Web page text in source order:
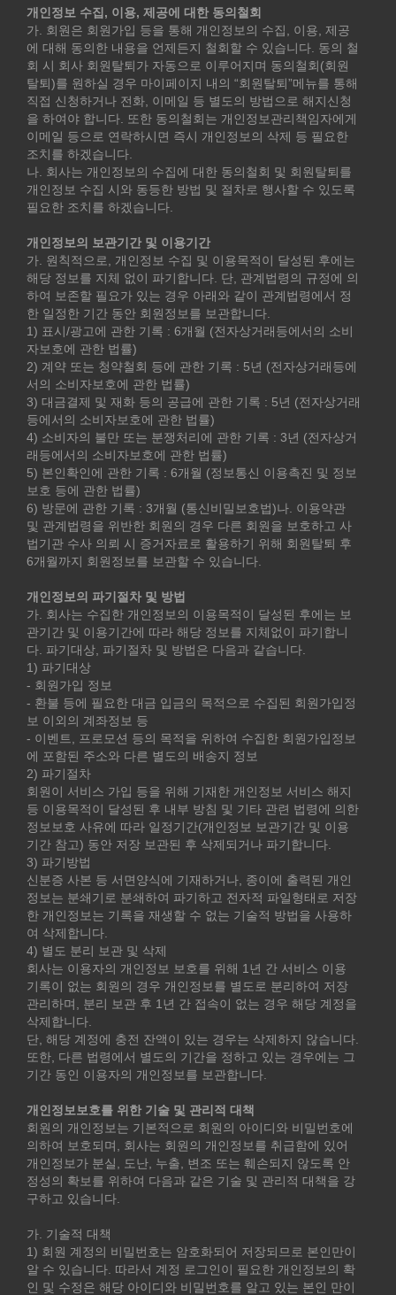
개인정보 수집, 이용, 제공에 대한 동의철회
가. 회원은 회원가입 등을 통해 개인정보의 수집, 이용, 제공
에 대해 동의한 내용을 언제든지 철회할 수 있습니다. 동의 철
회 시 회사 회원탈퇴가 자동으로 이루어지며 동의철회(회원
탈퇴)를 원하실 경우 마이페이지 내의 “회원탈퇴”메뉴를 통해
직접 신청하거나 전화, 이메일 등 별도의 방법으로 해지신청
을 하여야 합니다. 또한 동의철회는 개인정보관리책임자에게
이메일 등으로 연락하시면 즉시 개인정보의 삭제 등 필요한
조치를 하겠습니다.
나. 회사는 개인정보의 수집에 대한 동의철회 및 회원탈퇴를
개인정보 수집 시와 동등한 방법 및 절차로 행사할 수 있도록
필요한 조치를 하겠습니다.
개인정보의 보관기간 및 이용기간
가. 원칙적으로, 개인정보 수집 및 이용목적이 달성된 후에는
해당 정보를 지체 없이 파기합니다. 단, 관계법령의 규정에 의
하여 보존할 필요가 있는 경우 아래와 같이 관계법령에서 정
한 일정한 기간 동안 회원정보를 보관합니다.
1) 표시/광고에 관한 기록 : 6개월 (전자상거래등에서의 소비
자보호에 관한 법률)
2) 계약 또는 청약철회 등에 관한 기록 : 5년 (전자상거래등에
서의 소비자보호에 관한 법률)
3) 대금결제 및 재화 등의 공급에 관한 기록 : 5년 (전자상거래
등에서의 소비자보호에 관한 법률)
4) 소비자의 불만 또는 분쟁처리에 관한 기록 : 3년 (전자상거
래등에서의 소비자보호에 관한 법률)
5) 본인확인에 관한 기록 : 6개월 (정보통신 이용촉진 및 정보
보호 등에 관한 법률)
6) 방문에 관한 기록 : 3개월 (통신비밀보호법)나. 이용약관
및 관계법령을 위반한 회원의 경우 다른 회원을 보호하고 사
법기관 수사 의뢰 시 증거자료로 활용하기 위해 회원탈퇴 후
6개월까지 회원정보를 보관할 수 있습니다.
개인정보의 파기절차 및 방법
가. 회사는 수집한 개인정보의 이용목적이 달성된 후에는 보
관기간 및 이용기간에 따라 해당 정보를 지체없이 파기합니
다. 파기대상, 파기절차 및 방법은 다음과 같습니다.
1) 파기대상
- 회원가입 정보
- 환불 등에 필요한 대금 입금의 목적으로 수집된 회원가입정
보 이외의 계좌정보 등
- 이벤트, 프로모션 등의 목적을 위하여 수집한 회원가입정보
에 포함된 주소와 다른 별도의 배송지 정보
2) 파기절차
회원이 서비스 가입 등을 위해 기재한 개인정보 서비스 해지
등 이용목적이 달성된 후 내부 방침 및 기타 관련 법령에 의한
정보보호 사유에 따라 일정기간(개인정보 보관기간 및 이용
기간 참고) 동안 저장 보관된 후 삭제되거나 파기합니다.
3) 파기방법
신분증 사본 등 서면양식에 기재하거나, 종이에 출력된 개인
정보는 분쇄기로 분쇄하여 파기하고 전자적 파일형태로 저장
한 개인정보는 기록을 재생할 수 없는 기술적 방법을 사용하
여 삭제합니다.
4) 별도 분리 보관 및 삭제
회사는 이용자의 개인정보 보호를 위해 1년 간 서비스 이용
기록이 없는 회원의 경우 개인정보를 별도로 분리하여 저장
관리하며, 분리 보관 후 1년 간 접속이 없는 경우 해당 계정을
삭제합니다.
단, 해당 계정에 충전 잔액이 있는 경우는 삭제하지 않습니다.
또한, 다른 법령에서 별도의 기간을 정하고 있는 경우에는 그
기간 동인 이용자의 개인정보를 보관합니다.
개인정보보호를 위한 기술 및 관리적 대책
회원의 개인정보는 기본적으로 회원의 아이디와 비밀번호에
의하여 보호되며, 회사는 회원의 개인정보를 취급함에 있어
개인정보가 분실, 도난, 누출, 변조 또는 훼손되지 않도록 안
정성의 확보를 위하여 다음과 같은 기술 및 관리적 대책을 강
구하고 있습니다.
가. 기술적 대책
1) 회원 계정의 비밀번호는 암호화되어 저장되므로 본인만이
알 수 있습니다. 따라서 계정 로그인이 필요한 개인정보의 확
인 및 수정은 해당 아이디와 비밀번호를 알고 있는 본인 만이